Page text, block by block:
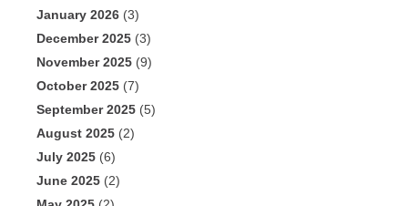
January 2026 (3)
December 2025 (3)
November 2025 (9)
October 2025 (7)
September 2025 (5)
August 2025 (2)
July 2025 (6)
June 2025 (2)